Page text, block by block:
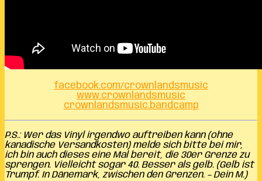
facebook.com/crownlandsmusic
www.crownlandsmusic
crownlandsmusic.bandcamp
P.S.: Wer das Vinyl irgendwo auftreiben kann (ohne
kanadische Versandkosten) melde sich bitte bei mir,
ich bin auch dieses eine Mal bereit, die 30er Grenze zu
sprengen. Vielleicht sogar 40. Besser als gelb. (Gelb ist
Trumpf. In Dänemark, zwischen den Grenzen. – Dein M.)